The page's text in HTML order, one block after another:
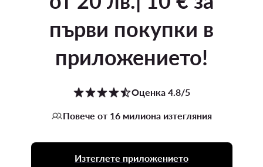
първи покупки в
приложението!
Оценка 4.8/5
Повече от 16 милиона изтегляния
Изтеглете приложението